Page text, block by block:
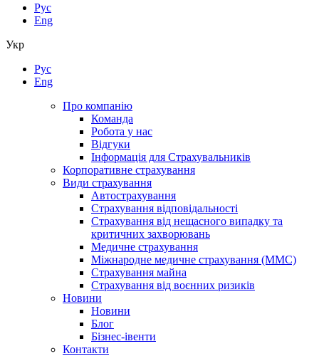
Рус
Eng
Укр
Рус
Eng
Про компанію
Команда
Робота у нас
Відгуки
Інформація для Страхувальників
Корпоративне страхування
Види страхування
Автострахування
Страхування відповідальності
Страхування від нещасного випадку та
критичних захворювань
Медичне страхування
Міжнародне медичне страхування (ММС)
Страхування майна
Страхування від воєнних ризиків
Новини
Новини
Блог
Бізнес-івенти
Контакти